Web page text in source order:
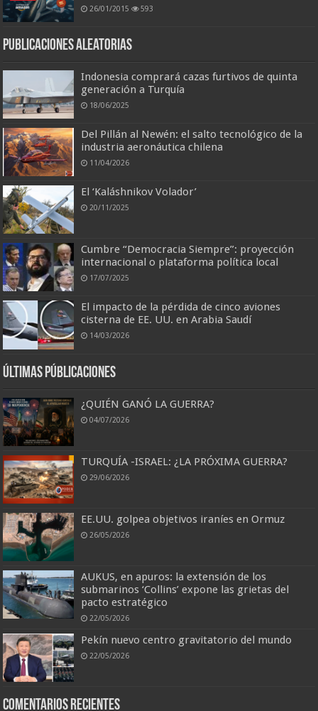
26/01/2015 593
Publicaciones aleatorias
Indonesia comprará cazas furtivos de quinta
generación a Turquía
18/06/2025
Del Pillán al Newén: el salto tecnológico de la
industria aeronáutica chilena
11/04/2026
El ‘Kaláshnikov Volador’
20/11/2025
Cumbre “Democracia Siempre”: proyección
internacional o plataforma política local
17/07/2025
El impacto de la pérdida de cinco aviones
cisterna de EE. UU. en Arabia Saudí
14/03/2026
Últimas Públicaciones
¿QUIÉN GANÓ LA GUERRA?
04/07/2026
TURQUÍA -ISRAEL: ¿LA PRÓXIMA GUERRA?
29/06/2026
EE.UU. golpea objetivos iraníes en Ormuz
26/05/2026
AUKUS, en apuros: la extensión de los
submarinos ‘Collins’ expone las grietas del
pacto estratégico
22/05/2026
Pekín nuevo centro gravitatorio del mundo
22/05/2026
Comentarios recientes